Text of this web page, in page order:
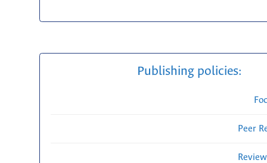
Publishing policies:
Peer